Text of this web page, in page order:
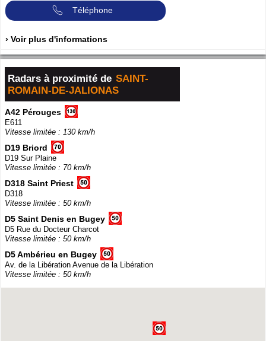
Téléphone
› Voir plus d'informations
Radars à proximité de SAINT-
ROMAIN-DE-JALIONAS
A42 Pérouges
E611
Vitesse limitée : 130 km/h
D19 Briord
D19 Sur Plaine
Vitesse limitée : 70 km/h
D318 Saint Priest
D318
Vitesse limitée : 50 km/h
D5 Saint Denis en Bugey
D5 Rue du Docteur Charcot
Vitesse limitée : 50 km/h
D5 Ambérieu en Bugey
Av. de la Libération Avenue de la Libération
Vitesse limitée : 50 km/h